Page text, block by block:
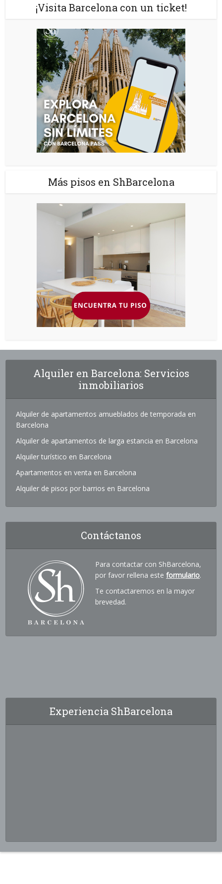
¡Visita Barcelona con un ticket!
Más pisos en ShBarcelona
Alquiler en Barcelona: Servicios
inmobiliarios
Alquiler de apartamentos amueblados de temporada en
Barcelona
Alquiler de apartamentos de larga estancia en Barcelona
Alquiler turístico en Barcelona
Apartamentos en venta en Barcelona
Alquiler de pisos por barrios en Barcelona
Contáctanos
Para contactar con ShBarcelona,
por favor rellena esteformulario.
Te contactaremos en la mayor
brevedad.
Experiencia ShBarcelona